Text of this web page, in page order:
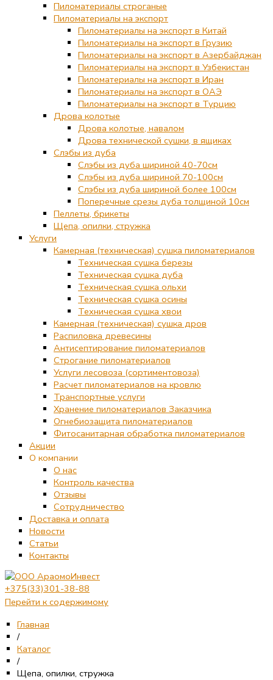
Пиломатериалы строганые
Пиломатериалы на экспорт
Пиломатериалы на экспорт в Китай
Пиломатериалы на экспорт в Грузию
Пиломатериалы на экспорт в Азербайджан
Пиломатериалы на экспорт в Узбекистан
Пиломатериалы на экспорт в Иран
Пиломатериалы на экспорт в ОАЭ
Пиломатериалы на экспорт в Турцию
Дрова колотые
Дрова колотые, навалом
Дрова технической сушки, в ящиках
Слэбы из дуба
Слэбы из дуба шириной 40-70см
Слэбы из дуба шириной 70-100см
Слэбы из дуба шириной более 100см
Поперечные срезы дуба толщиной 10см
Пеллеты, брикеты
Щепа, опилки, стружка
Услуги
Камерная (техническая) сушка пиломатериалов
Техническая сушка березы
Техническая сушка дуба
Техническая сушка ольхи
Техническая сушка осины
Техническая сушка хвои
Камерная (техническая) сушка дров
Распиловка древесины
Антисептирование пиломатериалов
Строгание пиломатериалов
Услуги лесовоза (сортиментовоза)
Расчет пиломатериалов на кровлю
Транспортные услуги
Хранение пиломатериалов Заказчика
Огнебиозащита пиломатериалов
Фитосанитарная обработка пиломатериалов
Акции
О компании
О нас
Контроль качества
Отзывы
Сотрудничество
Доставка и оплата
Новости
Статьи
Контакты
+375(33)301-38-88
Перейти к содержимому
Главная
/
Каталог
/
Щепа, опилки, стружка